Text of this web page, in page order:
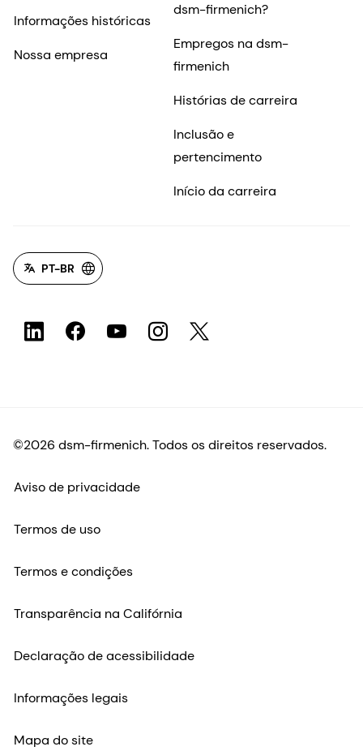
Informações históricas
Nossa empresa
dsm-firmenich?
Empregos na dsm-
firmenich
Histórias de carreira
Inclusão e
pertencimento
Início da carreira
PT-BR
©2026 dsm-firmenich. Todos os direitos reservados.
Aviso de privacidade
Termos de uso
Termos e condições
Transparência na Califórnia
Declaração de acessibilidade
Informações legais
Mapa do site